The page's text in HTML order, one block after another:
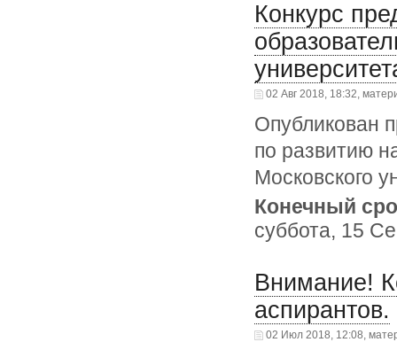
Конкурс
02 Авг 2018, 18:32,
Опубликован
по развитию
Московского
Конечный
суббота, 15
Внимание!
аспирантов.
02 Июл 2018, 12:08,